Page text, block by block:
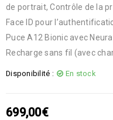
de portrait, Contrôle de la
Face ID pour
Puce A12 Bionic avec
Recharge sans fil (avec
Disponibilité : En stock
699,00€